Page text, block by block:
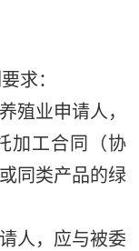
求：
殖业申请人，
加工合同（协
同类产品的绿
人，应与被委